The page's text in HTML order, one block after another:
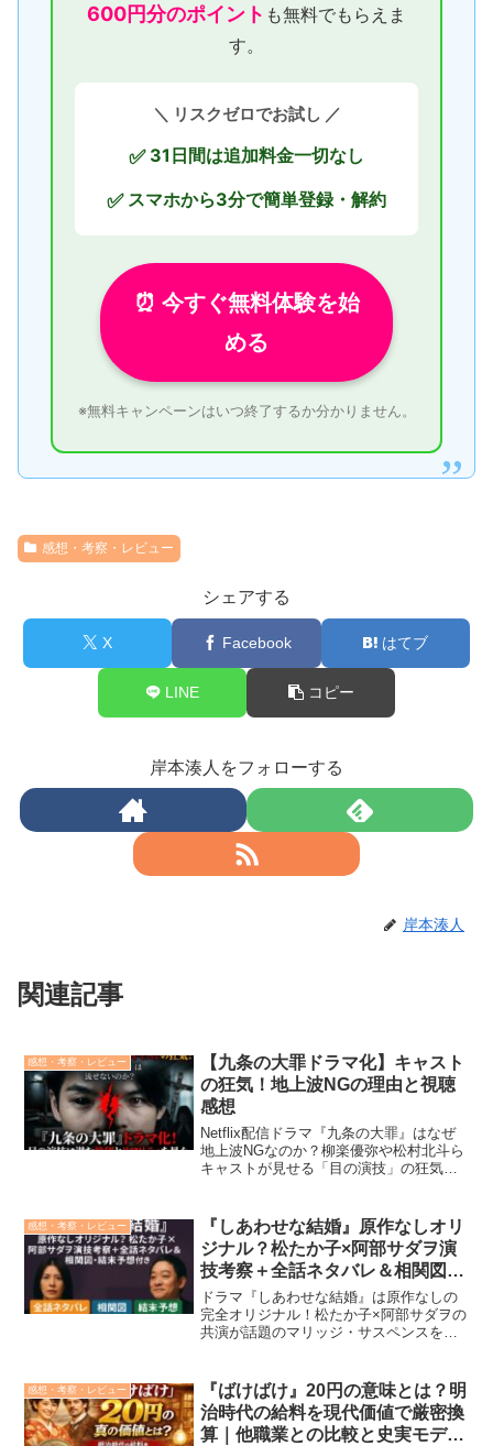
600円分のポイント も無料でもらえま
す。
＼ リスクゼロでお試し ／
✅31日間は追加料金一切なし
✅スマホから3分で簡単登録・解約
⏰ 今すぐ無料体験を始
める
※無料キャンペーンはいつ終了するか分かりません。
感想・考察・レビュー
シェアする
X Facebook はてブ
LINE コピー
岸本湊人をフォローする
岸本湊人
関連記事
感想・考察・レビュー
【九条の大罪ドラマ化】キャスト
の狂気！地上波NGの理由と視聴
感想
Netflix配信ドラマ『九条の大罪』はなぜ
地上波NGなのか？柳楽優弥や松村北斗ら
キャストが見せる「目の演技」の狂気
との違いや視聴の注意点も解説します。
感想・考察・レビュー
『しあわせな結婚』原作なしオリ
ジナル？松たか子×阿部サダヲ演
技考察＋全話ネタバレ＆相関図・
結末予想付き
ドラマ『しあわせな結婚』は原作なしの
完全オリジナル！松たか子×阿部サダヲの
共演が話題のマリッジ・サスペンスを、
想・SNSの反響も紹介。
感想・考察・レビュー
『ばけばけ』20円の意味とは？明
治時代の給料を現代価値で厳密換
算｜他職業との比較と史実モデル